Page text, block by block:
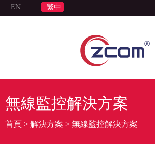
EN 繁中
無線監控解決方案
首頁 > 解決方案 > 無線監控解決方案